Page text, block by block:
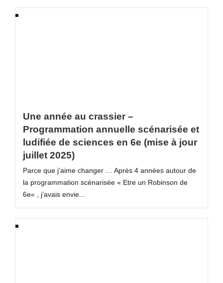
Une année au crassier –
Programmation annuelle scénarisée et
ludifiée de sciences en 6e (mise à jour
juillet 2025)
Parce que j’aime changer … Après 4 années autour de
la programmation scénarisée « Etre un Robinson de
6e« , j’avais envie...